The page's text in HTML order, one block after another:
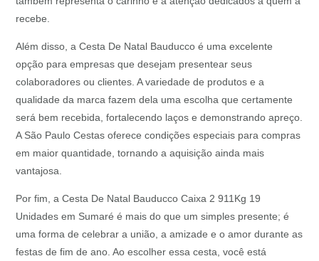
recebe.
Além disso, a Cesta De Natal Bauducco é uma excelente
opção para empresas que desejam presentear seus
colaboradores ou clientes. A variedade de produtos e a
qualidade da marca fazem dela uma escolha que certamente
será bem recebida, fortalecendo laços e demonstrando apreço.
A São Paulo Cestas oferece condições especiais para compras
em maior quantidade, tornando a aquisição ainda mais
vantajosa.
Por fim, a Cesta De Natal Bauducco Caixa 2 911Kg 19
Unidades em Sumaré é mais do que um simples presente; é
uma forma de celebrar a união, a amizade e o amor durante as
festas de fim de ano. Ao escolher essa cesta, você está